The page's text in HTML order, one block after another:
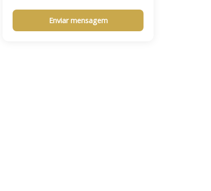
Enviar mensagem